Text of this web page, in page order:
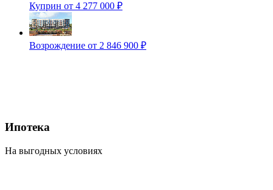
Куприн от 4 277 000 ₽
Возрождение от 2 846 900 ₽
Ипотека
На выгодных условиях